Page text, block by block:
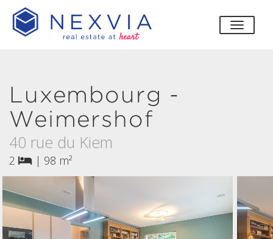
Luxembourg -
Weimershof
40 rue du Kiem
2 | 98 m²